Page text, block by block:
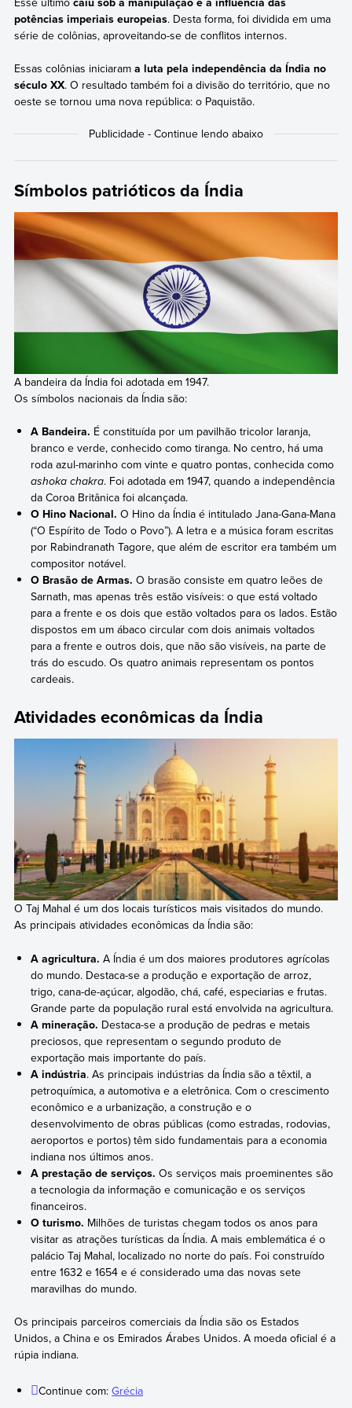
potências imperiais europeias. Desta forma, foi dividida em uma
série de colônias, aproveitando-se de conflitos internos.
Essas colônias iniciaram a luta pela independência da Índia no
século XX. O resultado também foi a divisão do território, que no
oeste se tornou uma nova república: o Paquistão.
Símbolos patrióticos da Índia
A bandeira da Índia foi adotada em 1947.
Os símbolos nacionais da Índia são:
A Bandeira. É constituída por um pavilhão tricolor laranja,
branco e verde, conhecido como tiranga. No centro, há uma
roda azul-marinho com vinte e quatro pontas, conhecida como
ashoka chakra. Foi adotada em 1947, quando a independência
da Coroa Britânica foi alcançada.
O Hino Nacional. O Hino da Índia é intitulado Jana-Gana-Mana
(“O Espírito de Todo o Povo”). A letra e a música foram escritas
por Rabindranath Tagore, que além de escritor era também um
compositor notável.
O Brasão de Armas. O brasão consiste em quatro leões de
Sarnath, mas apenas três estão visíveis: o que está voltado
para a frente e os dois que estão voltados para os lados. Estão
dispostos em um ábaco circular com dois animais voltados
para a frente e outros dois, que não são visíveis, na parte de
trás do escudo. Os quatro animais representam os pontos
cardeais.
Atividades econômicas da Índia
O Taj Mahal é um dos locais turísticos mais visitados do mundo.
As principais atividades econômicas da Índia são:
A agricultura. A Índia é um dos maiores produtores agrícolas
do mundo. Destaca-se a produção e exportação de arroz,
trigo, cana-de-açúcar, algodão, chá, café, especiarias e frutas.
Grande parte da população rural está envolvida na agricultura.
A mineração. Destaca-se a produção de pedras e metais
preciosos, que representam o segundo produto de
exportação mais importante do país.
A indústria. As principais indústrias da Índia são a têxtil, a
petroquímica, a automotiva e a eletrônica. Com o crescimento
econômico e a urbanização, a construção e o
desenvolvimento de obras públicas (como estradas, rodovias,
aeroportos e portos) têm sido fundamentais para a economia
indiana nos últimos anos.
A prestação de serviços. Os serviços mais proeminentes são
a tecnologia da informação e comunicação e os serviços
financeiros.
O turismo. Milhões de turistas chegam todos os anos para
visitar as atrações turísticas da Índia. A mais emblemática é o
palácio Taj Mahal, localizado no norte do país. Foi construído
entre 1632 e 1654 e é considerado uma das novas sete
maravilhas do mundo.
Os principais parceiros comerciais da Índia são os Estados
Unidos, a China e os Emirados Árabes Unidos. A moeda oficial é a
rúpia indiana.
Continue com:Grécia